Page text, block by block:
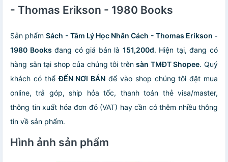
- Thomas Erikson - 1980 Books
Sản phẩmSách - Tâm Lý Học Nhân Cách - Thomas Erikson -
1980 Books đang có giá bán là 151,200đ. Hiện tại, đang có
hàng sẵn tại shop của chúng tôi trênsàn TMĐT Shopee. Quý
khách có thểĐẾN NƠI BÁN để vào shop chúng tôi đặt mua
online, trả góp, ship hỏa tốc, thanh toán thẻ visa/master,
thông tin xuất hóa đơn đỏ (VAT) hay cần có thêm nhiều thông
tin về sản phẩm.
Hình ảnh sản phẩm